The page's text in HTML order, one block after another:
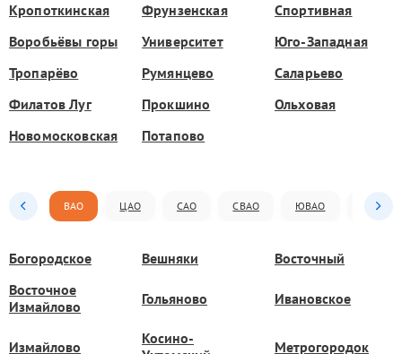
Кропоткинская
Фрунзенская
Спортивная
Воробьёвы горы
Университет
Юго-Западная
Тропарёво
Румянцево
Саларьево
Филатов Луг
Прокшино
Ольховая
Новомосковская
Потапово
ВАО ЦАО САО СВАО ЮВАО ЮАО
Богородское Вешняки
Восточный
Восточное
Измайлово
Гольяново Ивановское
Измайлово
Косино-
Метрогородок